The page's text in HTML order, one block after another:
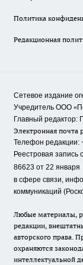
Политика
Редакционная
Сетевое издание
Учредитель ООО «
Главный редактор:
Электронная почта
Телефон редакции:
Реестровая
86623 от 22 января
в сфере связи,
коммуникаций
Любые материалы,
редакции,
авторского права.
охраняются
интеллектуальной